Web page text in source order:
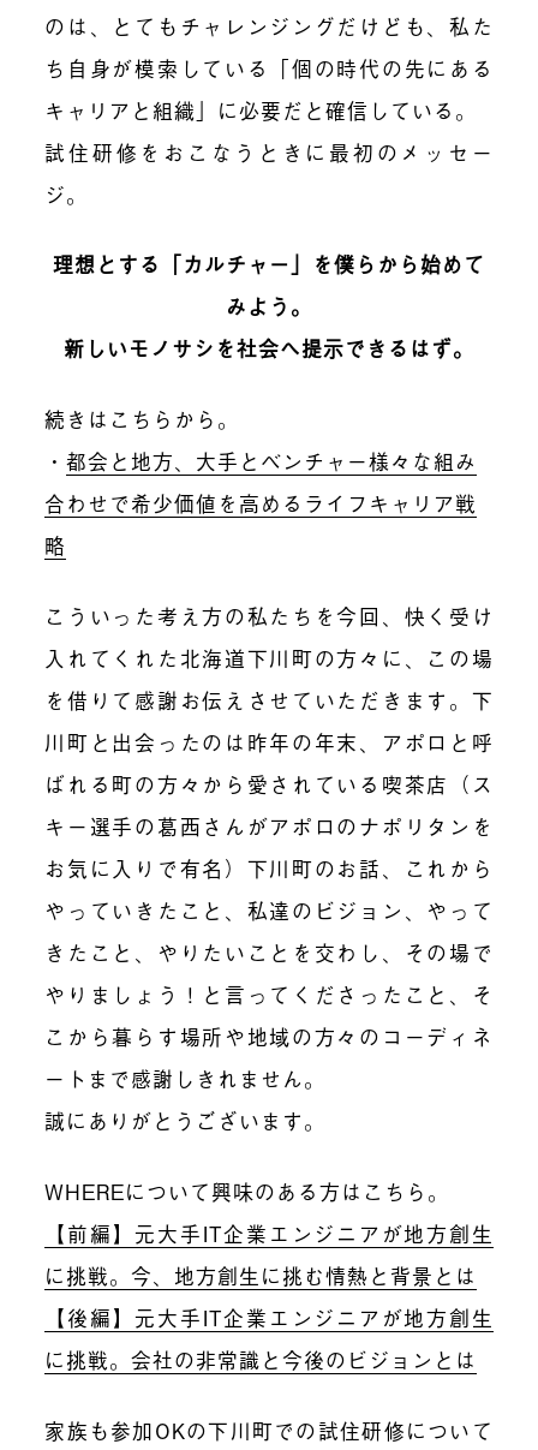
のは、とてもチャレンジングだけども、私た
ち自身が模索している「個の時代の先にある
キャリアと組織」に必要だと確信している。
試住研修をおこなうときに最初のメッセー
ジ。
理想とする「カルチャー」を僕らから始めて
みよう。
新しいモノサシを社会へ提示できるはず。
続きはこちらから。
・都会と地方、大手とベンチャー様々な組み
合わせで希少価値を高めるライフキャリア戦
略
こういった考え方の私たちを今回、快く受け
入れてくれた北海道下川町の方々に、この場
を借りて感謝お伝えさせていただきます。下
川町と出会ったのは昨年の年末、アポロと呼
ばれる町の方々から愛されている喫茶店（ス
キー選手の葛西さんがアポロのナポリタンを
お気に入りで有名）下川町のお話、これから
やっていきたこと、私達のビジョン、やって
きたこと、やりたいことを交わし、その場で
やりましょう！と言ってくださったこと、そ
こから暮らす場所や地域の方々のコーディネ
ートまで感謝しきれません。
誠にありがとうございます。
WHEREについて興味のある方はこちら。
【前編】元大手IT企業エンジニアが地方創生
に挑戦。今、地方創生に挑む情熱と背景とは
【後編】元大手IT企業エンジニアが地方創生
に挑戦。会社の非常識と今後のビジョンとは
家族も参加OKの下川町での試住研修について